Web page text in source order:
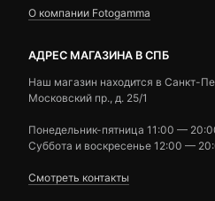
О компании Fotogamma
АДРЕС МАГАЗИНА В СПБ
Наш магазин находится в Санкт-
Московский пр., д. 25/1
Понедельник-пятница 11:00 —
Суббота и воскресенье 12:00 —
Смотреть контакты